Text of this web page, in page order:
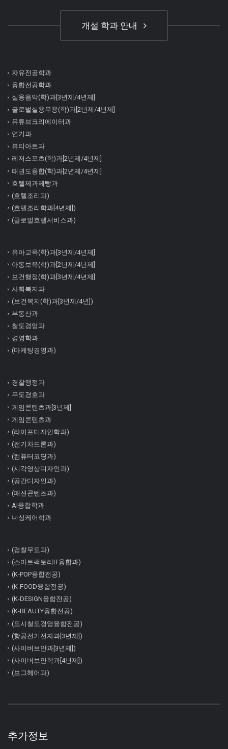
개설 학과 안내
자유전공학과
융합전공학과
실용음악(학)과[3년제/4년제]
글로벌실용무용(학)과[2년제/4년제]
유튜브크리에이터과
연기과
뷰티아트과
레저스포츠(학)과[2년제/4년제]
태권도융합(학)과[2년제/4년제]
호텔제과제빵과
(호텔조리과)
(호텔조리학과[4년제])
(글로벌호텔서비스과)
유아교육(학)과[3년제/4년제]
아동보육(학)과[2년제/4년제]
보건행정(학)과[3년제/4년제]
사회복지과
(보건복지(학)과[3년제/4년])
부동산과
철도경영과
경영학과
(마케팅경영과)
경찰행정과
무도경호과
게임콘텐츠과[3년제]
게임콘텐츠과
(라이프디자인학과)
(전기차드론과)
(컴퓨터코딩과)
(시각영상디자인과)
(공간디자인과)
(패션콘텐츠과)
AI융합학과
너싱케어학과
(경찰무도과)
(스마트팩토리IT융합과)
(K-POP융합전공)
(K-FOOD융합전공)
(K-DESIGN융합전공)
(K-BEAUTY융합전공)
(도시철도경영융합전공)
(항공전기전자과[3년제])
(사이버보안과[3년제])
(사이버보안학과[4년제])
(보그헤어과)
추가정보